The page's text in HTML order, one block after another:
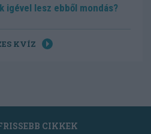
igével lesz ebből mondás?
KVÍZ
CIKKEK